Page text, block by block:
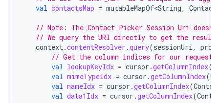
val contactsMap = mutableMapOf<String, Contact
// Note: The Contact Picker Session Uri
// We query the URI directly to get the
context.contentResolver .query(sessionUri,
// Get the column indices for our
val lookupKeyIdx = cursor .getColumnIndex(
val mimeTypeIdx = cursor .getColumnIndex(
val nameIdx = cursor .getColumnIndex(
val data1Idx = cursor .getColumnIndex(